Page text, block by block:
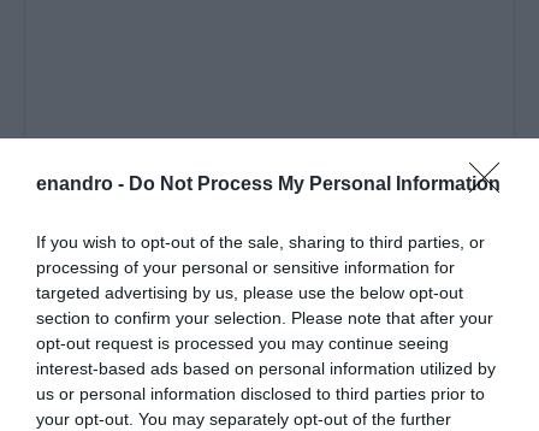
enandro - Do Not Process My Personal Information
If you wish to opt-out of the sale, sharing to third parties, or
processing of your personal or sensitive information for
targeted advertising by us, please use the below opt-out
section to confirm your selection. Please note that after your
opt-out request is processed you may continue seeing
interest-based ads based on personal information utilized by
us or personal information disclosed to third parties prior to
your opt-out. You may separately opt-out of the further
Αποθήκευσε το όνομά μου, email, και τον ιστότοπο μου σε
αυτόν τον πλοηγό για την επόμενη φορά που θα σχολιάσω.